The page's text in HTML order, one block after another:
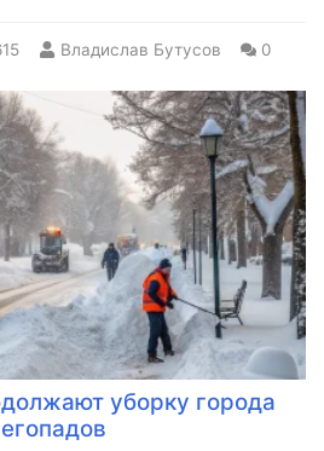
Владислав Бутусов 0
уборку города